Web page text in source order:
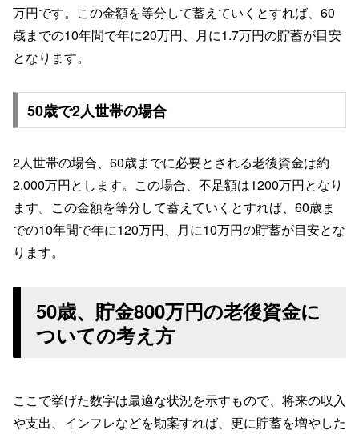
万円です。この金額を等分して蓄えていくとすれば、60
歳までの10年間で年に20万円、月に1.7万円の貯蓄が目安
となります。
50歳で2人世帯の場合
2人世帯の場合、60歳までに必要とされる老後資金は約
2,000万円とします。この場合、不足額は1200万円となり
ます。この金額を等分して蓄えていくとすれば、60歳ま
での10年間で年に120万円、月に10万円の貯蓄が目安とな
ります。
50歳、貯金800万円の老後資金に
ついての考え方
ここで挙げた数字は最適な状況を示すもので、将来の収入
や支出、インフレなどを勘案すれば、更に貯蓄を増やした